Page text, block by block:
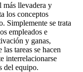
más llevadera y
los conceptos
Simplemente se trata
empleados e
y ganas,
tareas se hacen
interrelacionarse
del equipo.